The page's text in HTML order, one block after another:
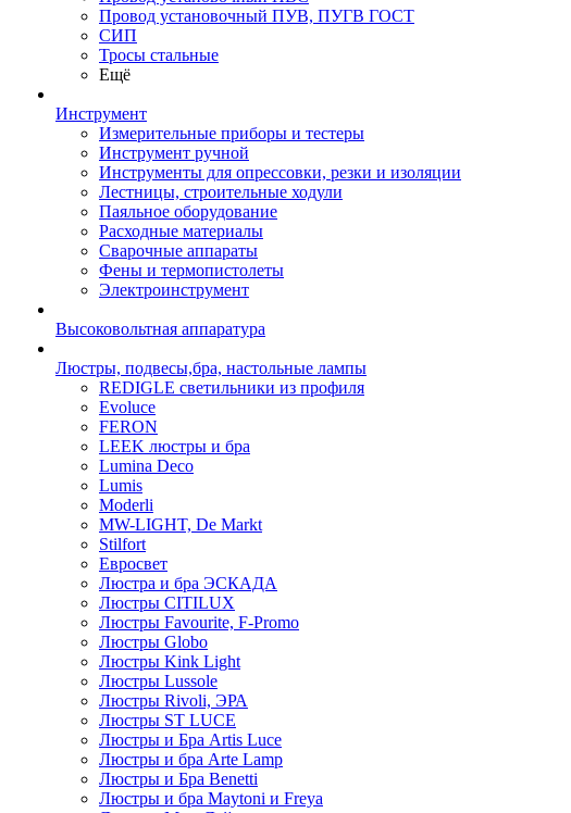
Провод установочный ПУВ, ПУГВ ГОСТ
СИП
Тросы стальные
Ещё
Инструмент
Измерительные приборы и тестеры
Инструмент ручной
Инструменты для опрессовки, резки и изоляции
Лестницы, строительные ходули
Паяльное оборудование
Расходные материалы
Сварочные аппараты
Фены и термопистолеты
Электроинструмент
Высоковольтная аппаратура
Люстры, подвесы,бра, настольные лампы
REDIGLE светильники из профиля
Evoluce
FERON
LEEK люстры и бра
Lumina Deco
Lumis
Moderli
MW-LIGHT, De Markt
Stilfort
Евросвет
Люстра и бра ЭСКАДА
Люстры CITILUX
Люстры Favourite, F-Promo
Люстры Globo
Люстры Kink Light
Люстры Lussole
Люстры Rivoli, ЭРА
Люстры ST LUCE
Люстры и Бра Artis Luce
Люстры и бра Arte Lamp
Люстры и Бра Benetti
Люстры и бра Maytoni и Freya